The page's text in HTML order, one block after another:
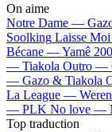
On aime
Notre Dame —
Soolking Laisse
Bécane —Yamê
— Tiakola Outro —
— Gazo & Tiakola
La League —
— PLK No love —
Top traduction